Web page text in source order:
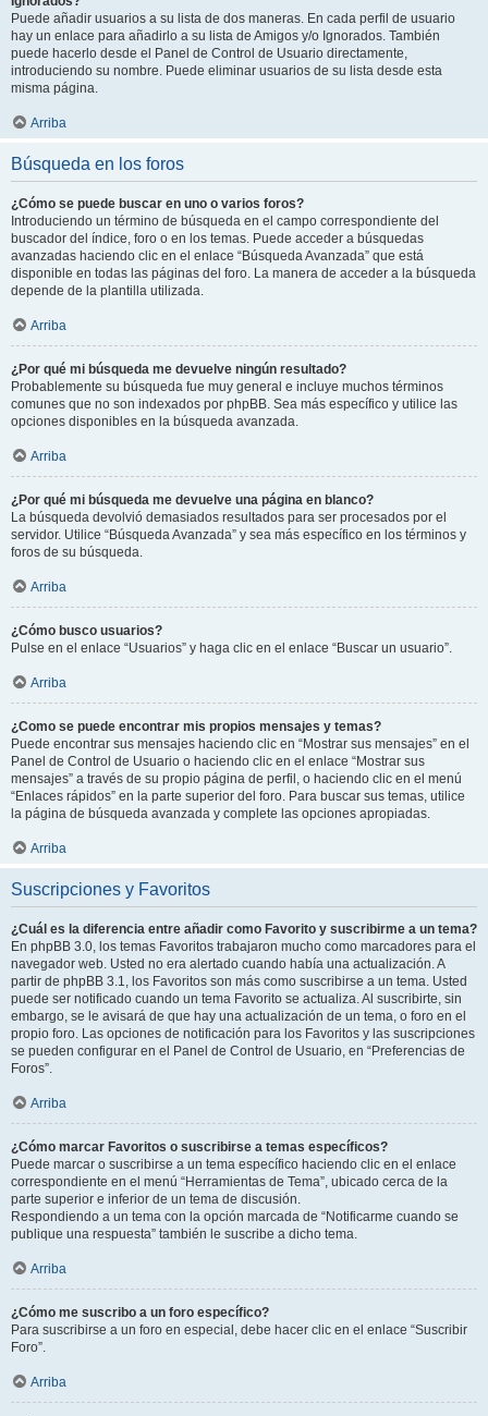
Puede añadir usuarios a su lista de dos maneras. En cada perfil de usuario
hay un enlace para añadirlo a su lista de Amigos y/o Ignorados. También
puede hacerlo desde el Panel de Control de Usuario directamente,
introduciendo su nombre. Puede eliminar usuarios de su lista desde esta
misma página.
Arriba
Búsqueda en los foros
¿Cómo se puede buscar en uno o varios foros?
Introduciendo un término de búsqueda en el campo correspondiente del
buscador del índice, foro o en los temas. Puede acceder a búsquedas
avanzadas haciendo clic en el enlace “Búsqueda Avanzada” que está
disponible en todas las páginas del foro. La manera de acceder a la búsqueda
depende de la plantilla utilizada.
Arriba
¿Por qué mi búsqueda me devuelve ningún resultado?
Probablemente su búsqueda fue muy general e incluye muchos términos
comunes que no son indexados por phpBB. Sea más específico y utilice las
opciones disponibles en la búsqueda avanzada.
Arriba
¿Por qué mi búsqueda me devuelve una página en blanco?
La búsqueda devolvió demasiados resultados para ser procesados por el
servidor. Utilice “Búsqueda Avanzada” y sea más específico en los términos y
foros de su búsqueda.
Arriba
¿Cómo busco usuarios?
Pulse en el enlace “Usuarios” y haga clic en el enlace “Buscar un usuario”.
Arriba
¿Como se puede encontrar mis propios mensajes y temas?
Puede encontrar sus mensajes haciendo clic en “Mostrar sus mensajes” en el
Panel de Control de Usuario o haciendo clic en el enlace “Mostrar sus
mensajes” a través de su propio página de perfil, o haciendo clic en el menú
“Enlaces rápidos” en la parte superior del foro. Para buscar sus temas, utilice
la página de búsqueda avanzada y complete las opciones apropiadas.
Arriba
Suscripciones y Favoritos
¿Cuál es la diferencia entre añadir como Favorito y suscribirme a un tema?
En phpBB 3.0, los temas Favoritos trabajaron mucho como marcadores para el
navegador web. Usted no era alertado cuando había una actualización. A
partir de phpBB 3.1, los Favoritos son más como suscribirse a un tema. Usted
puede ser notificado cuando un tema Favorito se actualiza. Al suscribirte, sin
embargo, se le avisará de que hay una actualización de un tema, o foro en el
propio foro. Las opciones de notificación para los Favoritos y las suscripciones
se pueden configurar en el Panel de Control de Usuario, en “Preferencias de
Foros”.
Arriba
¿Cómo marcar Favoritos o suscribirse a temas específicos?
Puede marcar o suscribirse a un tema específico haciendo clic en el enlace
correspondiente en el menú “Herramientas de Tema”, ubicado cerca de la
parte superior e inferior de un tema de discusión.
Respondiendo a un tema con la opción marcada de “Notificarme cuando se
publique una respuesta” también le suscribe a dicho tema.
Arriba
¿Cómo me suscribo a un foro específico?
Para suscribirse a un foro en especial, debe hacer clic en el enlace “Suscribir
Foro”.
Arriba